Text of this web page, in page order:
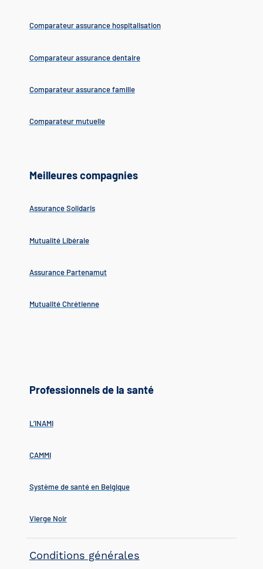
Comparateur assurance hospitalisation
Comparateur assurance dentaire
Comparateur assurance famille
Comparateur mutuelle
Meilleures compagnies
Assurance Solidaris
Mutualité Libérale
Assurance Partenamut
Mutualité Chrétienne
Professionnels de la santé
L’INAMI
CAMMI
Système de santé en Belgique
Vierge Noir
Conditions générales